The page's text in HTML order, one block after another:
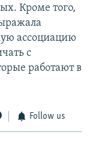
Кроме того,
ассоциацию
с
работают в
Follow us